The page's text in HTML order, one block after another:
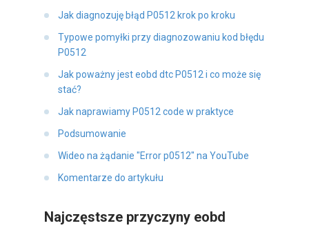
Jak diagnozuję błąd P0512 krok po kroku
Typowe pomyłki przy diagnozowaniu kod błędu
P0512
Jak poważny jest eobd dtc P0512 i co może się
stać?
Jak naprawiamy P0512 code w praktyce
Podsumowanie
Wideo na żądanie "Error p0512" na YouTube
Komentarze do artykułu
Najczęstsze przyczyny eobd